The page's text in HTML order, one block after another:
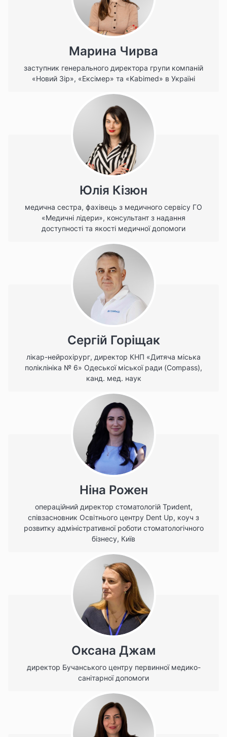
Марина Чирва
заступник генерального директора групи компаній
«Новий Зір», «Ексімер» та «Kabimed» в Україні
Юлія Кізюн
медична сестра, фахівець з медичного сервісу ГО
«Медичні лідери», консультант з надання
доступності та якості медичної допомоги
Сергій Горіщак
лікар-нейрохірург, директор КНП «Дитяча міська
поліклініка № 6» Одеської міської ради (Compass),
канд. мед. наук
Ніна Рожен
операційний директор стоматологій Триdent,
співзасновник Освітнього центру Dent Up, коуч з
розвитку адміністративної роботи стоматологічного
бізнесу, Київ
Оксана Джам
директор Бучанського центру первинної медико-
санітарної допомоги